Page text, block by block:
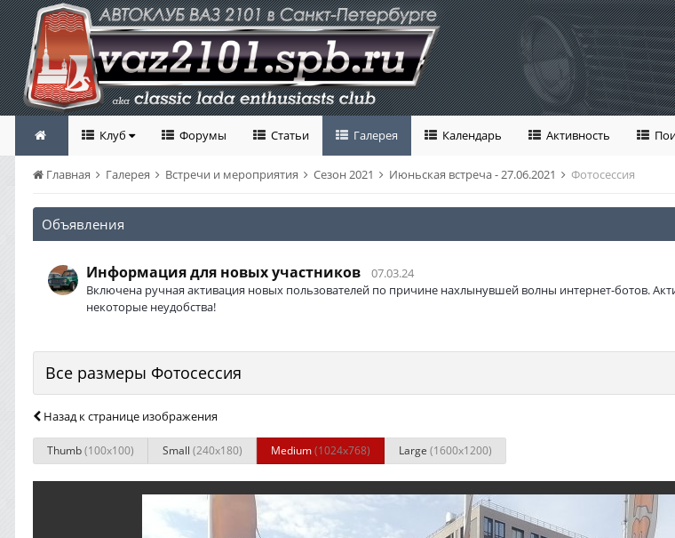
Клуб Форумы Статьи Галерея Календарь Активность
Главная Галерея Встречи и мероприятия Сезон 2021 Июньская встреча - 27.06.2021 Фотосессия
Объявления
Информация для новых участников
07.03.24
Включена ручная активация новых пользователей по причине нахлынувшей волны интернет-ботов.
некоторые неудобства!
Все размеры Фотосессия
Назад к странице изображения
Thumb(100x100) Small (240x180) Medium(1024x768) Large (1600x1200)